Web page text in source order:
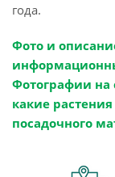
года.
Фото и
Фотографии на
какие
посадочного